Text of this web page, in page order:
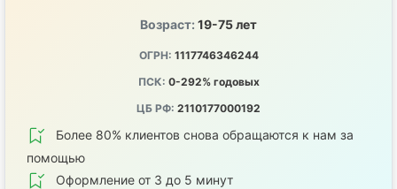
Возраст: 19-75 лет
ОГРН: 1117746346244
ПСК: 0-292% годовых
ЦБ РФ: 2110177000192
Более 80% клиентов снова обращаются к нам за
помощью
Оформление от 3 до 5 минут